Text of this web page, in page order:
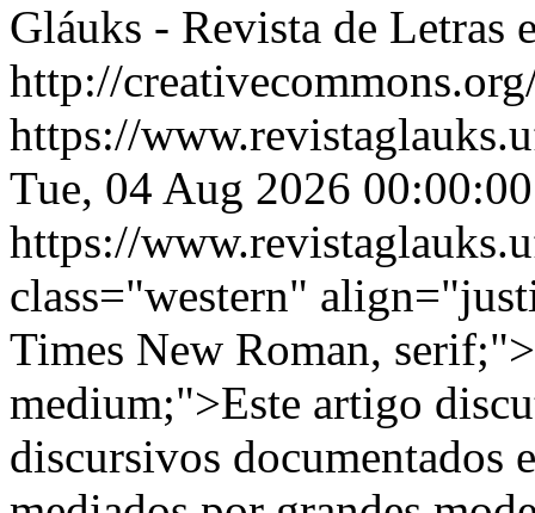
Gláuks - Revista de Letras
http://
https://
Tue, 04 Aug 2026
https://
class="western"
Times New Roman,
medium;">Este artigo
discursivos documentados